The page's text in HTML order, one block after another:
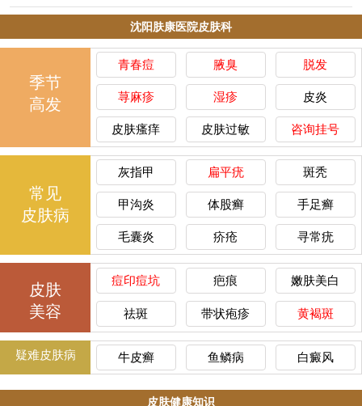
沈阳肤康医院皮肤科
季节
高发
青春痘 腋臭 脱发
荨麻疹 湿疹 皮炎
皮肤瘙痒 皮肤过敏 咨询挂号
常见
皮肤病
灰指甲 扁平疣 斑秃
甲沟炎 体股癣 手足癣
毛囊炎 疥疮 寻常疣
皮肤
美容
痘印痘坑 疤痕 嫩肤美白
祛斑 带状疱疹 黄褐斑
疑难皮肤病 牛皮癣 鱼鳞病 白癜风
皮肤健康知识